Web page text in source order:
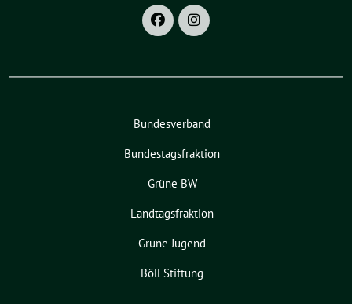
Bundesverband
Bundestagsfraktion
Grüne BW
Landtagsfraktion
Grüne Jugend
Böll Stiftung